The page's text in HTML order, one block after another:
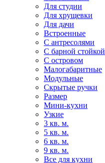
Для студии
Для хрущевки
Для дачи
Встроенные
С антресолями
С барной стойкой
С островом
Малогабаритные
Модульные
Скрытые ручки
Размер
Мини-кухни
Узкие
3 кв. м.
5 кв. м.
6 кв. м.
9 кв. м.
Все для кухни